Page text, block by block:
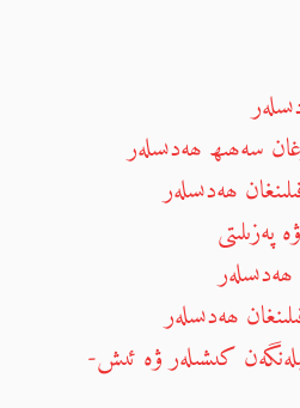
سەھىھ ھەدىسلەر
ھەدىسلەر
پەزىلىتى
ھەدىسلەر
كىشىلەر ۋە ئىش-